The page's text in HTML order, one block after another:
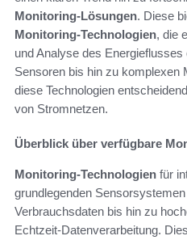
Monitoring-Lösungen. Diese
Monitoring-Technologien, die
und Analyse des
Sensoren bis hin zu komplexen
diese Technologien
von Stromnetzen.
Überblick über verfügbare
Monitoring-Technologien für
grundlegenden
Verbrauchsdaten bis hin zu
Echtzeit-Datenverarbeitung.